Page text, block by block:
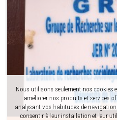
Nous utilisons seulement nos cookies
améliorer nos produits et services
analysant vos habitudes de
consentir à leur installation et leur